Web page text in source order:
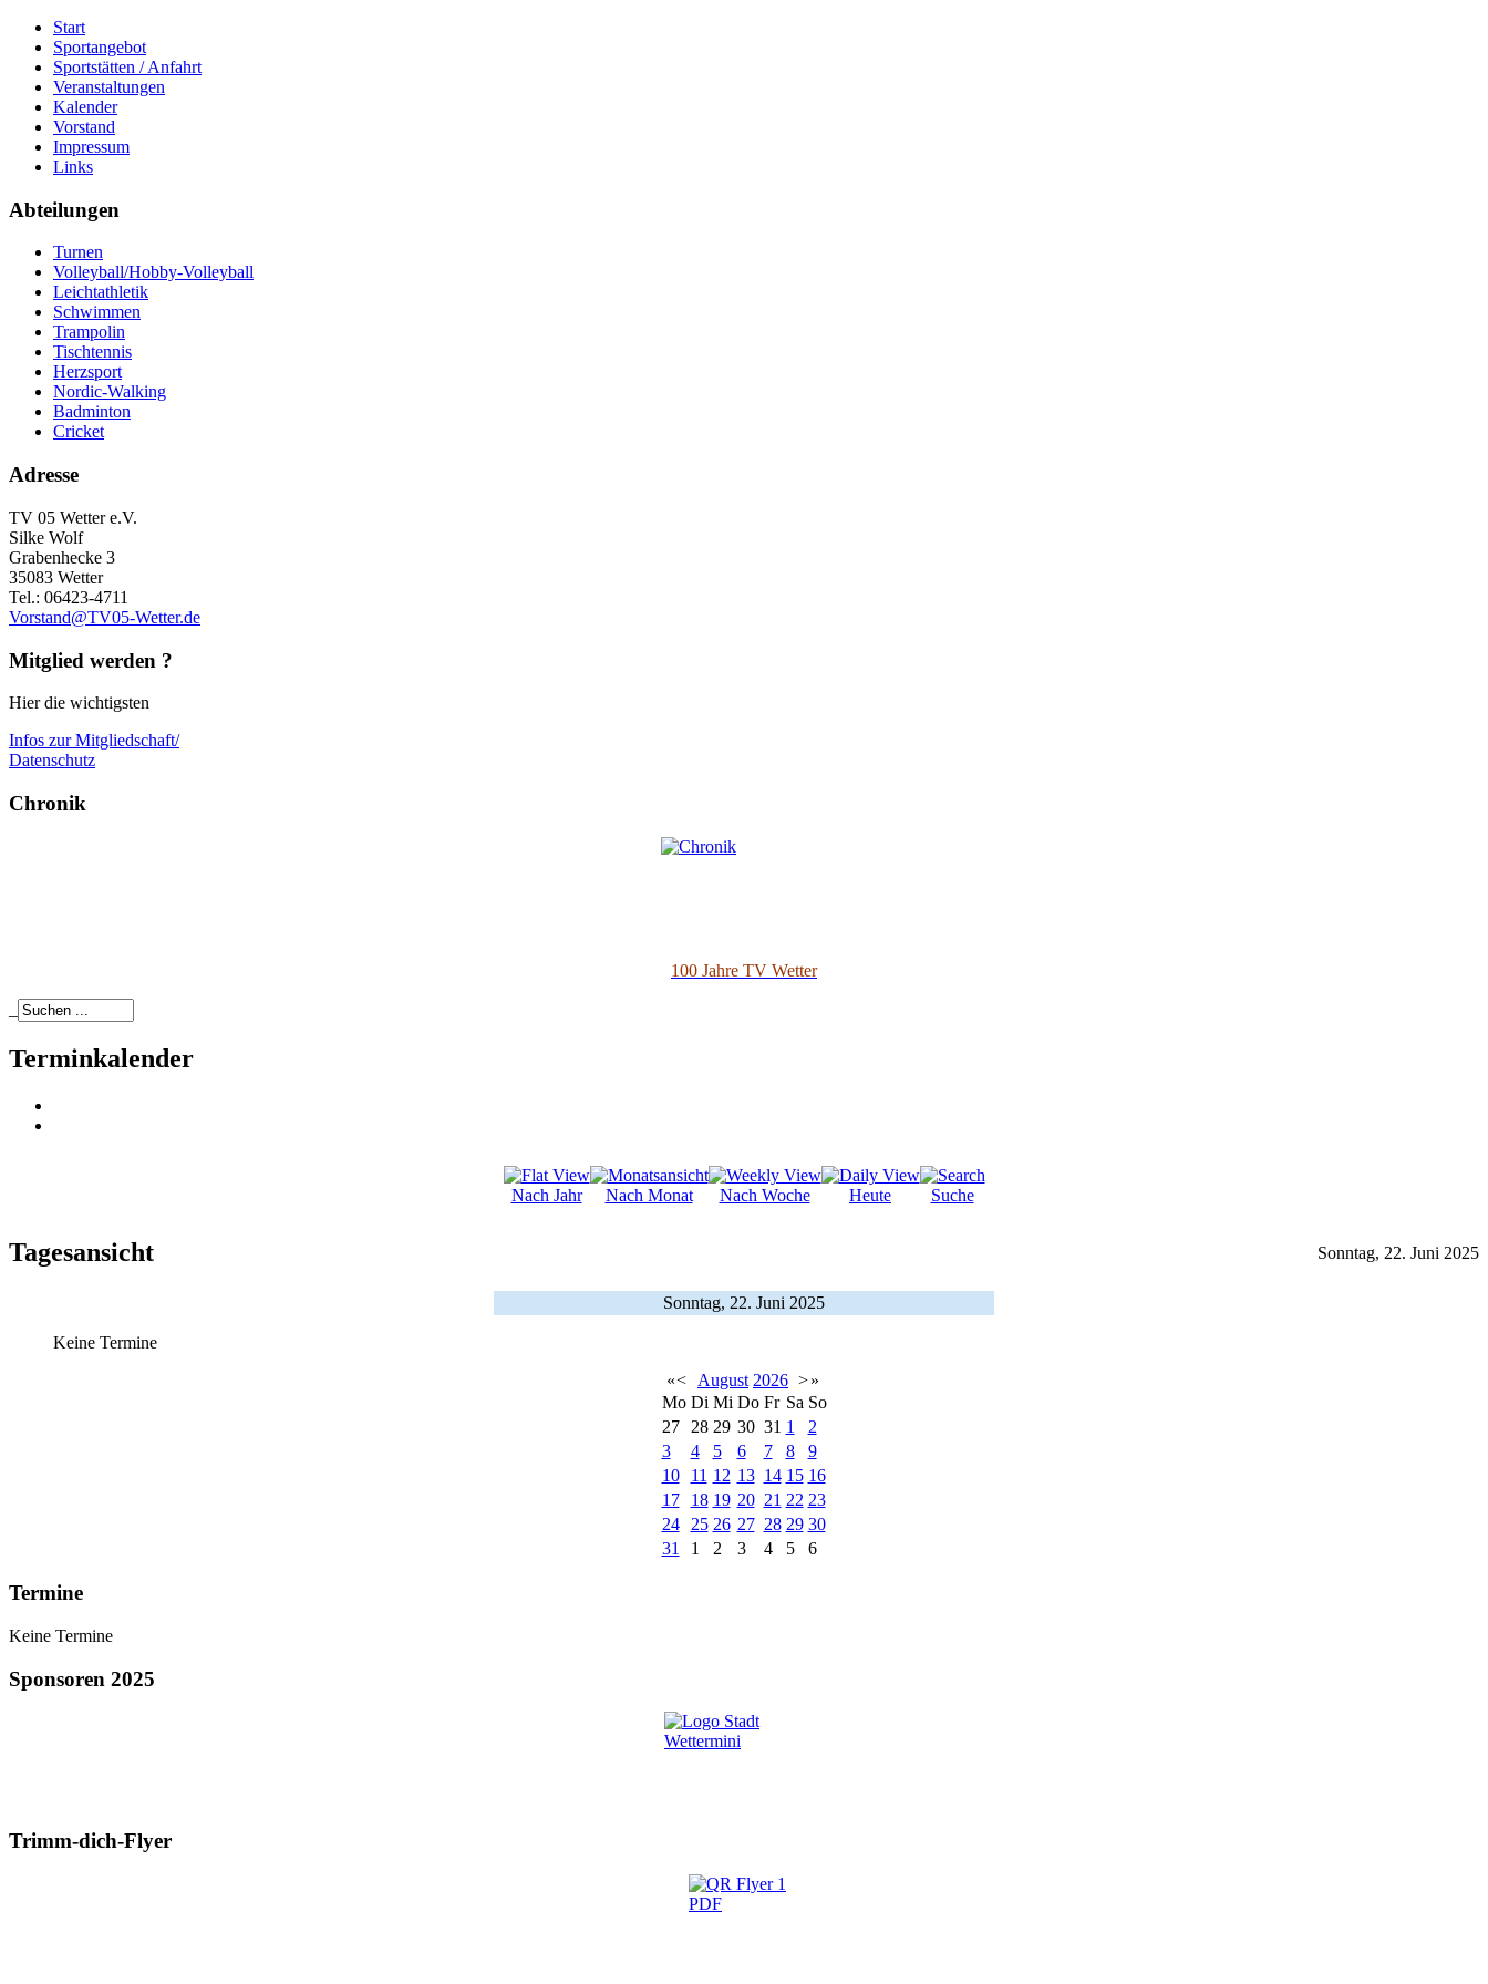
Start
Sportangebot
Sportstätten / Anfahrt
Veranstaltungen
Kalender
Vorstand
Impressum
Links
Abteilungen
Turnen
Volleyball/Hobby-Volleyball
Leichtathletik
Schwimmen
Trampolin
Tischtennis
Herzsport
Nordic-Walking
Badminton
Cricket
Adresse
TV 05 Wetter e.V.
Silke Wolf
Grabenhecke 3
35083 Wetter
Tel.: 06423-4711
Vorstand@TV05-Wetter.de
Mitglied werden ?
Hier die wichtigsten
Infos zur Mitgliedschaft/
Datenschutz
Chronik
100 Jahre TV Wetter
Terminkalender
Nach Jahr Nach Monat Nach Woche Heute Suche
Tagesansicht Sonntag, 22. Juni 2025
Sonntag, 22. Juni 2025
Keine Termine
«< August 2026 >»
Mo Di Mi Do Fr Sa So
27
28 29 30 31 1
2
3
4 5 6 7 8
9
10
11 12 13 14 15 16
17
18 19 20 21 22 23
24
25 26 27 28 29 30
31
1 2 3 4 5 6
Termine
Keine Termine
Sponsoren 2025
Trimm-dich-Flyer